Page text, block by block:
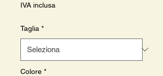
IVA inclusa
Taglia *
Colore *